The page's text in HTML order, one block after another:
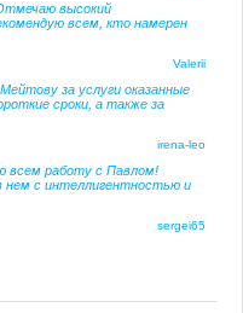
высокий
всем, кто намерен
Valerii
за услуги оказанные
сроки, а также за
irena-leo
всем работу с Павлом!
нем с интеллигентностью и
sergei65